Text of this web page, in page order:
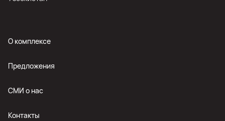
О комплексе
Предложения
СМИ о нас
Контакты